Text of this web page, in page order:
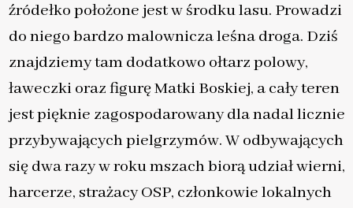
źródełko położone jest w środku lasu. Prowadzi
do niego bardzo malownicza leśna droga. Dziś
znajdziemy tam dodatkowo ołtarz polowy,
ławeczki oraz figurę Matki Boskiej, a cały teren
jest pięknie zagospodarowany dla nadal licznie
przybywających pielgrzymów. W odbywających
się dwa razy w roku mszach biorą udział wierni,
harcerze, strażacy OSP, członkowie lokalnych